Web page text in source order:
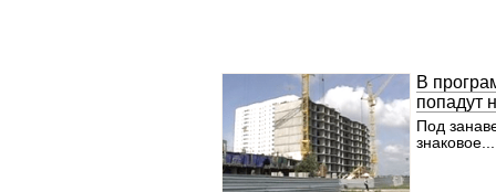
В
попадут
Под
знаковое...